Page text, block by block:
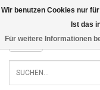
MENU
Wir benutzen Cookies nur
Ist das
Für weitere Informationen